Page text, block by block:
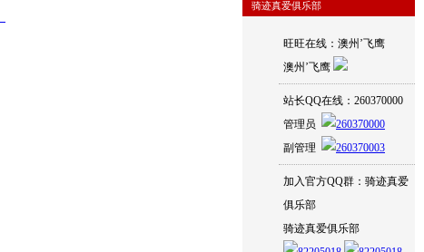
骑迹真爱俱乐部
旺旺在线：澳州’飞鹰
澳州’飞鹰
站长QQ在线：260370000
管理员
副管理
加入官方QQ群：骑迹真爱
俱乐部
骑迹真爱俱乐部